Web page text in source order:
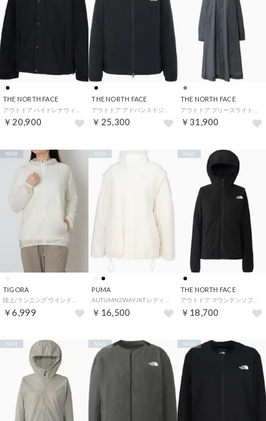
THE NORTH FACE
￥20,900
THE NORTH FACE
￥25,300
THE NORTH FACE
￥31,900
TIGORA
￥6,999
NEW
PUMA
￥16,500
NEW
THE NORTH FACE
￥18,700
NEW
NEW NEW NEW